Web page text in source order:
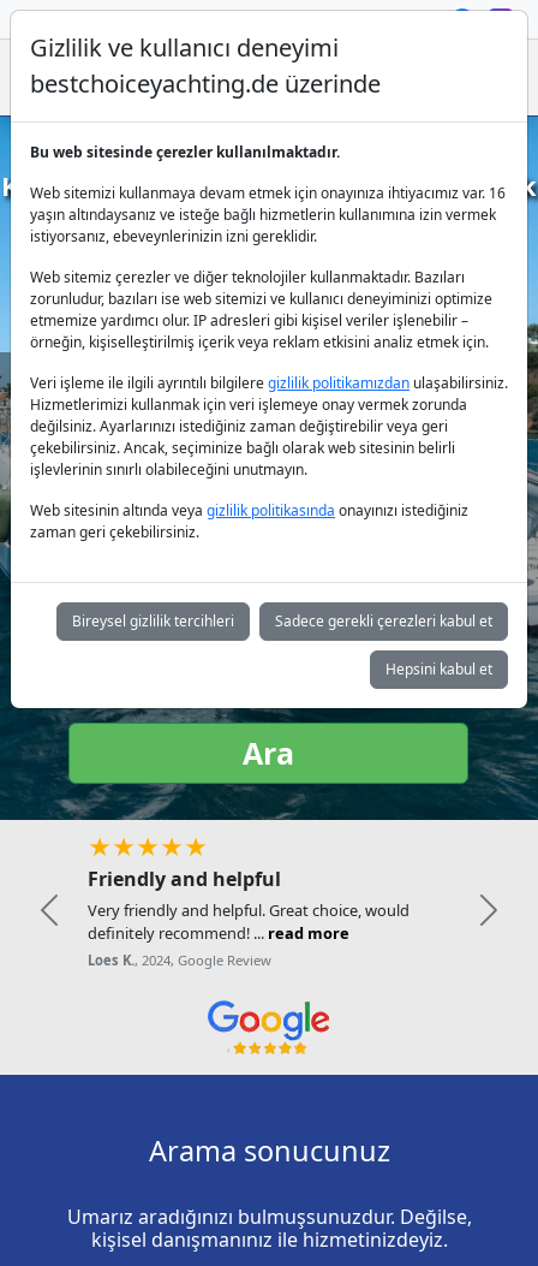
Katamaran Kiralama - Günlük & Haftalık
Kiralık Katamaranlar
Ülke:
Destinasyon:
Yat tipi:
Ara
★★★★★
Friendly and helpful
Very friendly and helpful. Great choice, would
definitely recommend! ... read more
Loes K., 2024, Google Review
Previous Next
Arama sonucunuz
Umarız aradığınızı bulmuşsunuzdur. Değilse,
kişisel danışmanınız ile hizmetinizdeyiz.
Gizlilik ve kullanıcı deneyimi
bestchoiceyachting.de üzerinde
Bu web sitesinde çerezler kullanılmaktadır.
Web sitemizi kullanmaya devam etmek için onayınıza ihtiyacımız var. 16
yaşın altındaysanız ve isteğe bağlı hizmetlerin kullanımına izin vermek
istiyorsanız, ebeveynlerinizin izni gereklidir.
Web sitemiz çerezler ve diğer teknolojiler kullanmaktadır. Bazıları
zorunludur, bazıları ise web sitemizi ve kullanıcı deneyiminizi optimize
etmemize yardımcı olur. IP adresleri gibi kişisel veriler işlenebilir –
örneğin, kişiselleştirilmiş içerik veya reklam etkisini analiz etmek için.
Veri işleme ile ilgili ayrıntılı bilgileregizlilik politikamızdan ulaşabilirsiniz.
Hizmetlerimizi kullanmak için veri işlemeye onay vermek zorunda
değilsiniz. Ayarlarınızı istediğiniz zaman değiştirebilir veya geri
çekebilirsiniz. Ancak, seçiminize bağlı olarak web sitesinin belirli
işlevlerinin sınırlı olabileceğini unutmayın.
Web sitesinin altında veya gizlilik politikasında onayınızı istediğiniz
zaman geri çekebilirsiniz.
Bireysel gizlilik tercihleri Sadece gerekli çerezleri kabul et
Hepsini kabul et